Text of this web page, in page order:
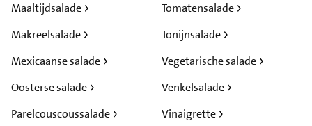
Maaltijdsalade
Makreelsalade
Mexicaanse salade
Oosterse salade
Parelcouscoussalade
Tomatensalade
Tonijnsalade
Vegetarische salade
Venkelsalade
Vinaigrette